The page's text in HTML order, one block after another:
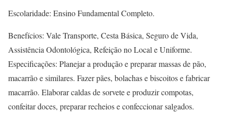
Escolaridade: Ensino Fundamental Completo.
Benefícios: Vale Transporte, Cesta Básica, Seguro de Vida,
Assistência Odontológica, Refeição no Local e Uniforme.
Especificações: Planejar a produção e preparar massas de pão,
macarrão e similares. Fazer pães, bolachas e biscoitos e fabricar
macarrão. Elaborar caldas de sorvete e produzir compotas,
confeitar doces, preparar recheios e confeccionar salgados.